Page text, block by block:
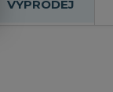
VÝPRODEJ